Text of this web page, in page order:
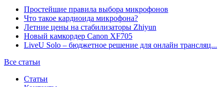
Простейшие правила выбора микрофонов
Что такое кардиоида микрофона?
Летние цены на стабилизаторы Zhiyun
Новый камкордер Canon XF705
LiveU Solo – бюджетное решение для онлайн трансляц...
Все статьи
Статьи